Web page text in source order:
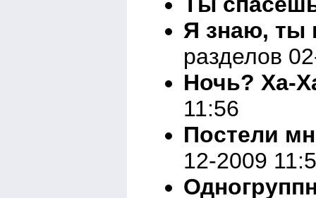
Я знаю, ты
разделов
Ночь? Ха-
11:56
Постели
12-2009